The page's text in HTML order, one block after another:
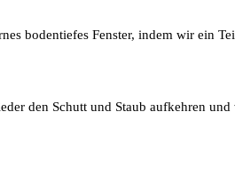
bodentiefes Fenster, indem wir ein
den Schutt und Staub aufkehren